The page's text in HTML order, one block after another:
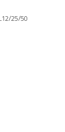
25/50